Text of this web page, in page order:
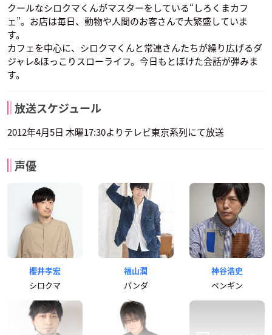
クールなシロクマくんがマスターをしている“しろくまカフ
ェ”。お店は毎日、動物や人間のお客さんで大繁盛していま
す。
カフェを中心に、シロクマくんと常連さんたちが繰り広げるダ
ジャレ&ほっこりスローライフ。今日もとぼけた会話が弾みま
す。
放送スケジュール
2012年4月5日 木曜17:30よりテレビ東京系列にて放送
声優
櫻井孝宏
シロクマ
福山潤
パンダ
神谷浩史
ペンギン